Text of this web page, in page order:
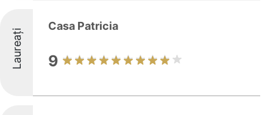
Laureați
Casa Patricia
9